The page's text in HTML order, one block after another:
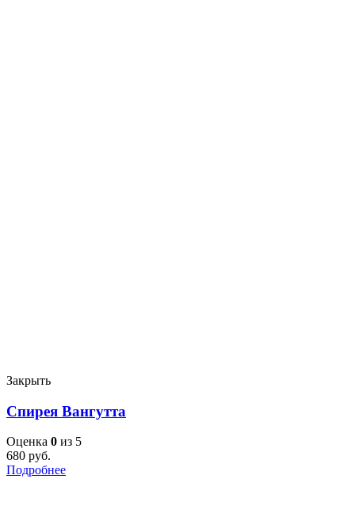
Закрыть
Спирея Вангутта
Оценка 0 из 5
680 руб.
Подробнее